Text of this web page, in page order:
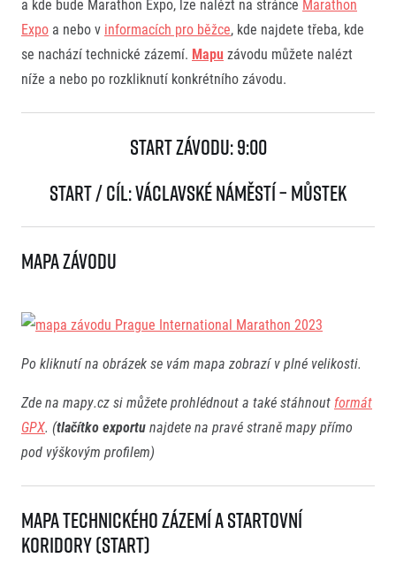
a kde bude Marathon Expo, lze nalézt na stránce Marathon
Expo a nebo v informacích pro běžce, kde najdete třeba, kde
se nachází technické zázemí. Mapu závodu můžete nalézt
níže a nebo po rozkliknutí konkrétního závodu.
Start závodu:9:00
Start / Cíl:Václavské náměstí – Můstek
Mapa závodu
Po kliknutí na obrázek se vám mapa zobrazí v plné velikosti.
Zde na mapy.cz si můžete prohlédnout a také stáhnout formát
GPX. (tlačítko exportunajdete na pravé straně mapy přímo
pod výškovým profilem)
Mapa Technického zázemí a Startovní
koridory (START)